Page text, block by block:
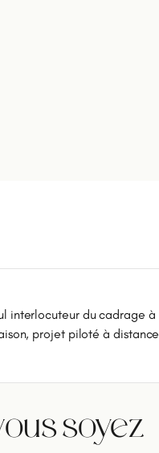
interlocuteur du cadrage à
projet piloté à distance
soyez